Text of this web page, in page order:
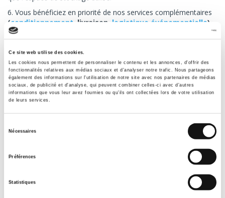
Ce site web utilise des cookies.
Les cookies nous permettent de personnaliser le contenu et les annonces, d'offrir des
fonctionnalités relatives aux médias sociaux et d'analyser notre trafic. Nous partageons
également des informations sur l'utilisation de notre site avec nos partenaires de médias
sociaux, de publicité et d'analyse, qui peuvent combiner celles-ci avec d'autres
informations que vous leur avez fournies ou qu'ils ont collectées lors de votre utilisation
de leurs services.
Nécessaires
Préférences
Statistiques
6. Vous bénéficiez en priorité de nos services complémentaires
(conditionnement , livraison, logistique événementielle).
Votre devis EXPRESS en ligne